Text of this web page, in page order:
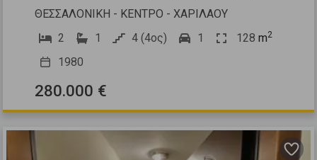
ΘΕΣΣΑΛΟΝΙΚΗ - ΚΕΝΤΡΟ - ΧΑΡΙΛΑΟΥ
2
1 4 (4ος) 1 128 m2
1980
280.000 €